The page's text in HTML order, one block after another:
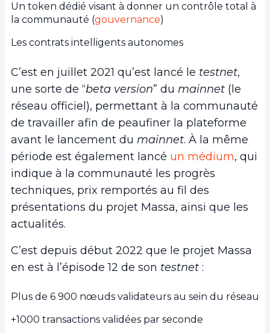
Un token dédié visant à donner un contrôle total à
la communauté (gouvernance)
Les contrats intelligents autonomes
C’est en juillet 2021 qu’est lancé le testnet,
une sorte de “beta version” du mainnet (le
réseau officiel), permettant à la communauté
de travailler afin de peaufiner la plateforme
avant le lancement du mainnet. À la même
période est également lancé un médium, qui
indique à la communauté les progrès
techniques, prix remportés au fil des
présentations du projet Massa, ainsi que les
actualités.
C’est depuis début 2022 que le projet Massa
en est à l’épisode 12 de son testnet :
Plus de 6 900 nœuds validateurs au sein du réseau
+1000 transactions validées par seconde